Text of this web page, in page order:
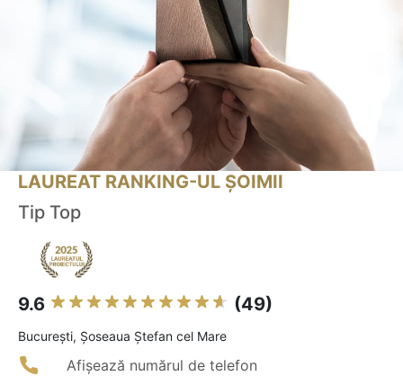
LAUREAT RANKING-UL ȘOIMII
Tip Top
9.6 (49)
Bucureşti, Șoseaua Ștefan cel Mare
Afișează numărul de telefon